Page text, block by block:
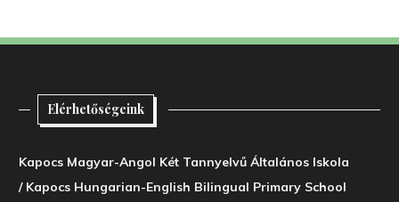
Elérhetőségeink
Kapocs Magyar-Angol Két Tannyelvű Általános Iskola
/ Kapocs Hungarian-English Bilingual Primary School